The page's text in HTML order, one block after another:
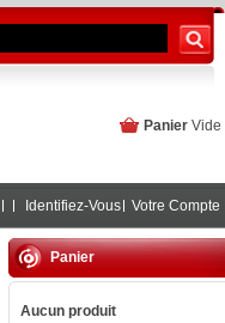
Panier Vide
Identifiez-Vous Votre Compte
Panier
Aucun produit